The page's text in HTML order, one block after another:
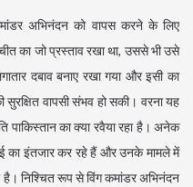
अभिनंदन को वापस करने के लिए
का जो प्रस्ताव रखा था, उससे भी उसे
दबाव बनाए रखा गया और इसी का
वापसी संभव हो सकी। वरना यह
पाकिस्तान का क्या रवैया रहा है। अनेक
का इंतजार कर रहे हैं और उनके मामले में
है। निश्चित रूप से विंग कमांडर अभिनंदन